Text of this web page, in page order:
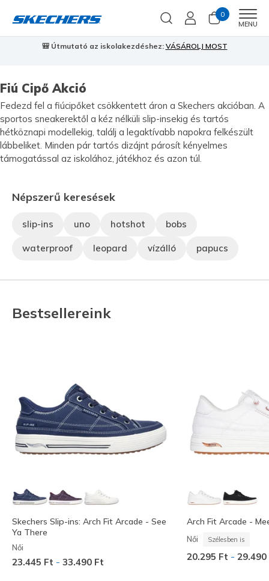
0
MENU
🎒 Útmutató az iskolakezdéshez: VÁSÁROLJ MOST
Fiú Cipő Akció
Fedezd fel a fiúcipőket csökkentett áron a Skechers akcióban. A
sportos sneakerektől a kéz nélküli slip-insekig és tartós
hétköznapi modellekig, találj a legaktívabb napokra felkészült
lábbeliket. Minden pár tartós dizájnt párosít kényelmes
támogatással az iskolához, játékhoz és azon túl.
Népszerű keresések
slip-ins uno hotshot bobs
waterproof leopard vízálló papucs
Bestsellereink
Skechers Slip-ins: Arch Fit Arcade - See
Ya There
Női
23.445 Ft - 33.490 Ft
Arch Fit Arcade -
Női Szélesben is
20.295 Ft - 29.490